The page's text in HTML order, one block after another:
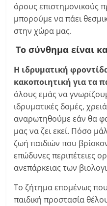
όρους επιστημονικούς
μπορούμε να πάει
στην χώρα μας.
Το σύνθημα είναι
Η ιδρυματική
κακοποιητική για τα
όλους εμάς να
ιδρυματικές δομές,
αναρωτηθούμε εάν θα
μας να ζει εκεί. Πόσο
ζωή παιδιών που
επώδυνες περιπέτειες
ανεπάρκειας των
Το ζήτημα επομένως που
παιδική προστασία